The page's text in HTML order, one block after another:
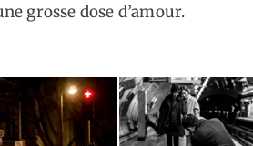
grosse dose d’amour.